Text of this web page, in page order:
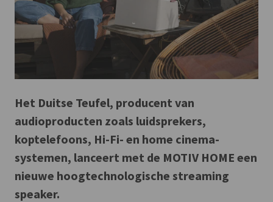
Het Duitse Teufel, producent van
audioproducten zoals luidsprekers,
koptelefoons, Hi-Fi- en home cinema-
systemen, lanceert met de MOTIV HOME een
nieuwe hoogtechnologische streaming
speaker.